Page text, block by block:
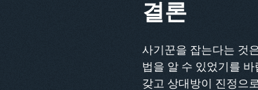
결론
사기꾼을 잡는다는 것
법을 알 수 있었기를
갖고 상대방이 진정으